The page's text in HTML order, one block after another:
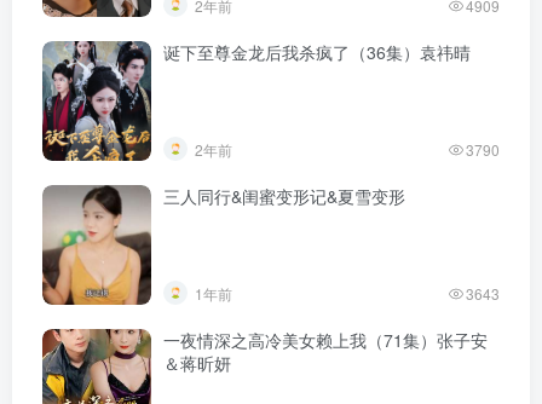
2年前 4909
诞下至尊金龙后我杀疯了（36集）袁祎晴
2年前 3790
三人同行&闺蜜变形记&夏雪变形
1年前 3643
一夜情深之高冷美女赖上我（71集）张子安
＆蒋昕妍